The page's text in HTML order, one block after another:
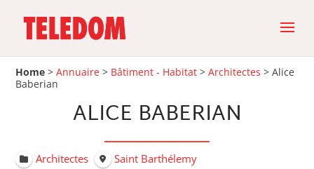
Home >Annuaire > Bâtiment - Habitat >Architectes >Alice
Baberian
ALICE BABERIAN
Architectes Saint Barthélemy